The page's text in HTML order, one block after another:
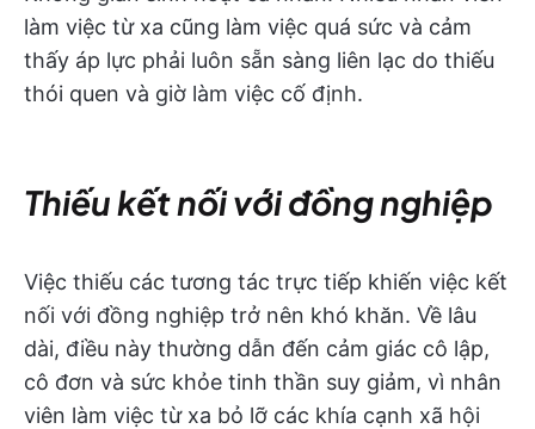
làm việc từ xa cũng làm việc quá sức và cảm
thấy áp lực phải luôn sẵn sàng liên lạc do thiếu
thói quen và giờ làm việc cố định.
Thiếu kết nối với đồng nghiệp
Việc thiếu các tương tác trực tiếp khiến việc kết
nối với đồng nghiệp trở nên khó khăn. Về lâu
dài, điều này thường dẫn đến cảm giác cô lập,
cô đơn và sức khỏe tinh thần suy giảm, vì nhân
viên làm việc từ xa bỏ lỡ các khía cạnh xã hội